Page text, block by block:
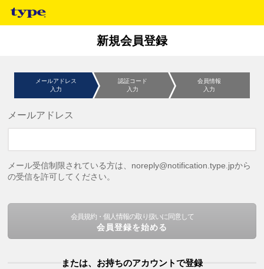
新規会員登録
メールアドレス
入力
認証コード
入力
会員情報
入力
メールアドレス
メール受信制限されている方は、noreply@notification.type.jpから
の受信を許可してください。
会員規約・個人情報の取り扱いに同意して
会員登録を始める
または、お持ちのアカウントで登録